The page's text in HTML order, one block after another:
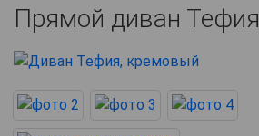
Прямой диван Тефия